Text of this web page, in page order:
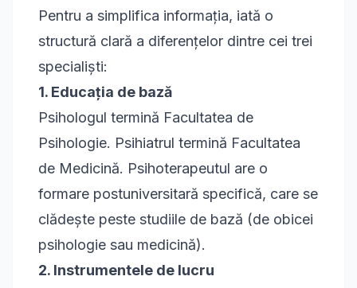
Pentru a simplifica informația, iată o
structură clară a diferențelor dintre cei trei
specialiști:
1. Educația de bază
Psihologul termină Facultatea de
Psihologie. Psihiatrul termină Facultatea
de Medicină. Psihoterapeutul are o
formare postuniversitară specifică, care se
clădește peste studiile de bază (de obicei
psihologie sau medicină).
2. Instrumentele de lucru